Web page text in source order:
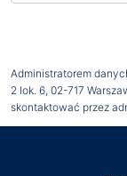
Administratorem
2 lok. 6, 02-717
skontaktować przez